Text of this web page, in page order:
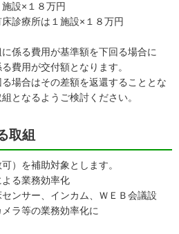
施設×１８万円
診療所は１施設×１８万円
係る費用が基準額を下回る場合に
費用が交付額となります。
場合はその差額を返還することとな
となるようご検討ください。
取組
）を補助対象とします。
よる業務効率化
サー、インカム、ＷＥＢ会議設
ラ等の業務効率化に